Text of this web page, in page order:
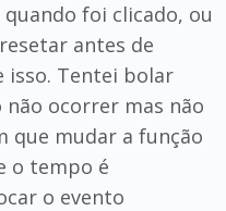
foi clicado, ou
antes de
isso. Tentei bolar
ocorrer mas não
que mudar a função
o tempo é
o evento